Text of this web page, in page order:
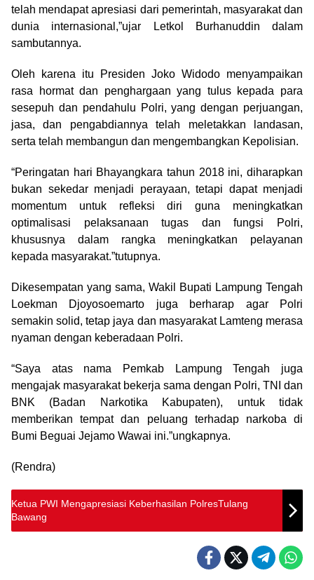
telah mendapat apresiasi dari pemerintah, masyarakat dan
dunia internasional,”ujar Letkol Burhanuddin dalam
sambutannya.
Oleh karena itu Presiden Joko Widodo menyampaikan
rasa hormat dan penghargaan yang tulus kepada para
sesepuh dan pendahulu Polri, yang dengan perjuangan,
jasa, dan pengabdiannya telah meletakkan landasan,
serta telah membangun dan mengembangkan Kepolisian.
“Peringatan hari Bhayangkara tahun 2018 ini, diharapkan
bukan sekedar menjadi perayaan, tetapi dapat menjadi
momentum untuk refleksi diri guna meningkatkan
optimalisasi pelaksanaan tugas dan fungsi Polri,
khususnya dalam rangka meningkatkan pelayanan
kepada masyarakat.”tutupnya.
Dikesempatan yang sama, Wakil Bupati Lampung Tengah
Loekman Djoyosoemarto juga berharap agar Polri
semakin solid, tetap jaya dan masyarakat Lamteng merasa
nyaman dengan keberadaan Polri.
“Saya atas nama Pemkab Lampung Tengah juga
mengajak masyarakat bekerja sama dengan Polri, TNI dan
BNK (Badan Narkotika Kabupaten), untuk tidak
memberikan tempat dan peluang terhadap narkoba di
Bumi Beguai Jejamo Wawai ini.”ungkapnya.
(Rendra)
Ketua PWI Mengapresiasi Keberhasilan PolresTulang
Bawang